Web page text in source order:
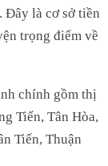
Đây là cơ sở tiền
trọng điểm về
chính gồm thị
Tiến, Tân Hòa,
Tiến, Thuận